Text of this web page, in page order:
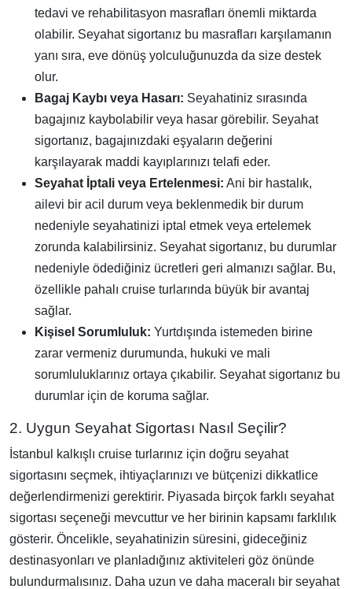
tedavi ve rehabilitasyon masrafları önemli miktarda
olabilir. Seyahat sigortanız bu masrafları karşılamanın
yanı sıra, eve dönüş yolculuğunuzda da size destek
olur.
Bagaj Kaybı veya Hasarı: Seyahatiniz sırasında
bagajınız kaybolabilir veya hasar görebilir. Seyahat
sigortanız, bagajınızdaki eşyaların değerini
karşılayarak maddi kayıplarınızı telafi eder.
Seyahat İptali veya Ertelenmesi: Ani bir hastalık,
ailevi bir acil durum veya beklenmedik bir durum
nedeniyle seyahatinizi iptal etmek veya ertelemek
zorunda kalabilirsiniz. Seyahat sigortanız, bu durumlar
nedeniyle ödediğiniz ücretleri geri almanızı sağlar. Bu,
özellikle pahalı cruise turlarında büyük bir avantaj
sağlar.
Kişisel Sorumluluk: Yurtdışında istemeden birine
zarar vermeniz durumunda, hukuki ve mali
sorumluluklarınız ortaya çıkabilir. Seyahat sigortanız bu
durumlar için de koruma sağlar.
2. Uygun Seyahat Sigortası Nasıl Seçilir?
İstanbul kalkışlı cruise turlarınız için doğru seyahat
sigortasını seçmek, ihtiyaçlarınızı ve bütçenizi dikkatlice
değerlendirmenizi gerektirir. Piyasada birçok farklı seyahat
sigortası seçeneği mevcuttur ve her birinin kapsamı farklılık
gösterir. Öncelikle, seyahatinizin süresini, gideceğiniz
destinasyonları ve planladığınız aktiviteleri göz önünde
bulundurmalısınız. Daha uzun ve daha maceralı bir seyahat